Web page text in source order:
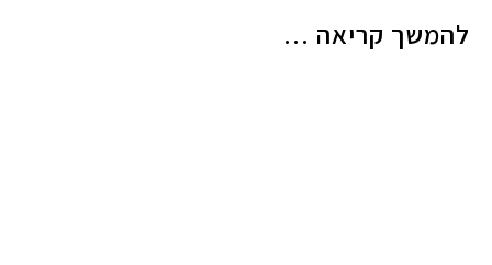
להמשך קריאה ...